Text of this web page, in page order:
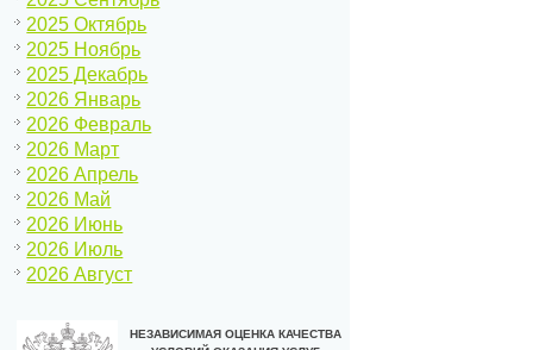
2025 Октябрь
2025 Ноябрь
2025 Декабрь
2026 Январь
2026 Февраль
2026 Март
2026 Апрель
2026 Май
2026 Июнь
2026 Июль
2026 Август